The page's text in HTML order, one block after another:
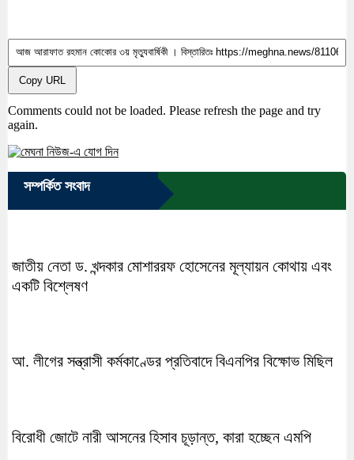
Copy URL
Comments could not be loaded. Please refresh the page and try
again.
সম্পর্কিত সংবাদ
জাতীয় নেতা ড. খন্দকার মোশাররফ হোসেনের মূল্যায়ন কোথায় এবং
একটি বিশ্লেষণ
আ. লীগের সন্ত্রাসী কর্মকাণ্ডের প্রতিবাদে বিএনপির বিক্ষোভ মিছিল
বিরোধী জোটে নারী আসনের হিসাব চূড়ান্ত, কারা হচ্ছেন এমপি